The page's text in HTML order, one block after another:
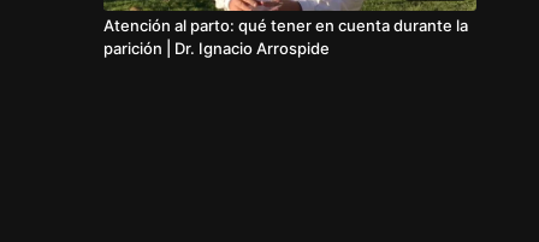
Atención al parto: qué tener en cuenta durante la
parición | Dr. Ignacio Arrospide